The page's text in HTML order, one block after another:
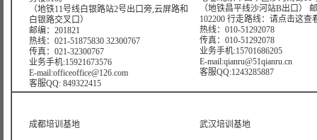
（地铁11号线白银路站2号出口旁,云屏路和
白银路交叉口）
邮编：201821
热线：021-51875830 32300767
传真：021-32300767
业务手机:15921673576
E-mail:officeoffice@126.com
客服QQ: 849322415
（地铁昌平线沙河站B出口）
102200 行走路线： 请点击这查
热线：010-51292078
传真：010-51292078
业务手机:15701686205
E-mail:qianru@51qianru.cn
客服QQ:1243285887
成都培训基地 武汉培训基地